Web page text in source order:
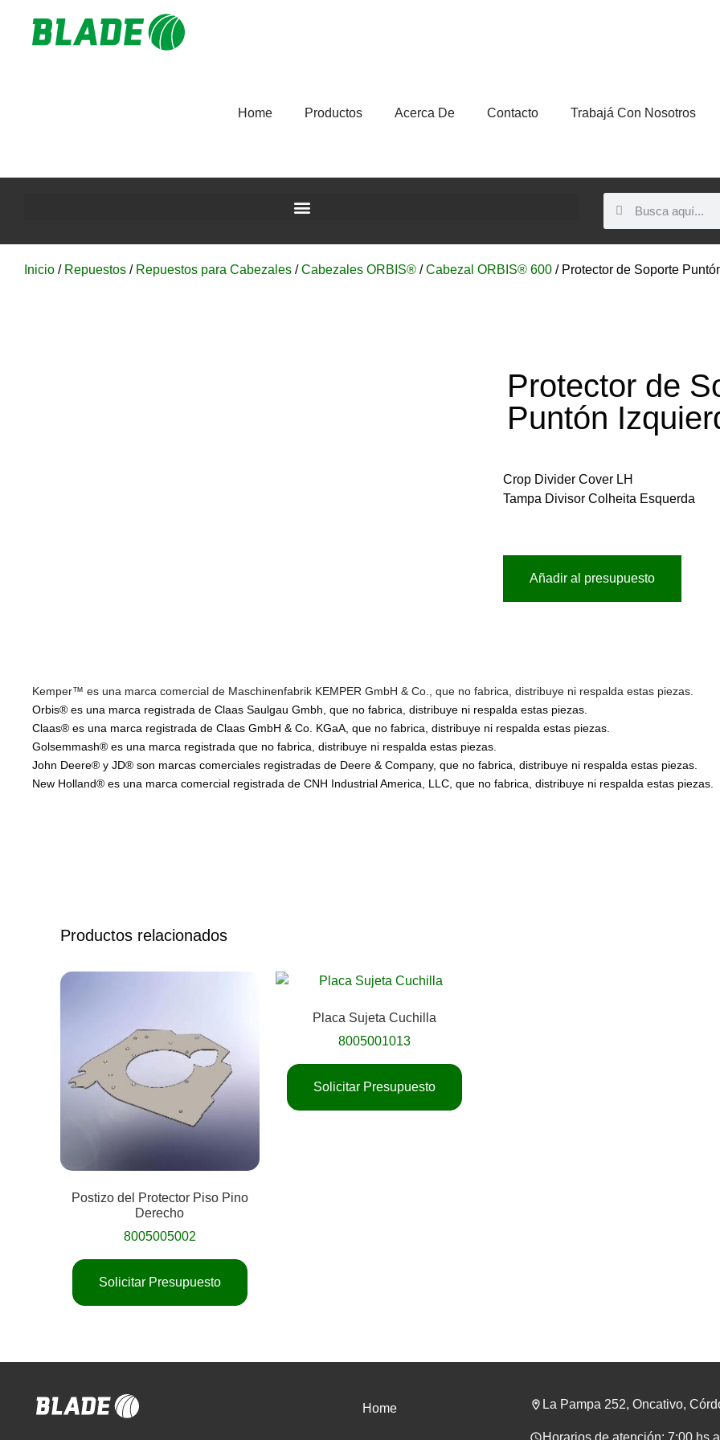
Home Productos Acerca De Contacto Trabajá Con Nosotros
Inicio / Repuestos / Repuestos para Cabezales /Cabezales ORBIS® /Cabezal ORBIS® 600 / Protector de Soporte
Protector de
Puntón
Crop Divider Cover LH
Tampa Divisor Colheita Esquerda
Añadir al presupuesto
Kemper™ es una marca comercial de Maschinenfabrik KEMPER GmbH & Co., que no fabrica, distribuye ni respalda estas piezas.
Orbis® es una marca registrada de Claas Saulgau Gmbh, que no fabrica, distribuye ni respalda estas piezas.
Claas® es una marca registrada de Claas GmbH & Co. KGaA, que no fabrica, distribuye ni respalda estas piezas.
Golsemmash® es una marca registrada que no fabrica, distribuye ni respalda estas piezas.
John Deere® y JD® son marcas comerciales registradas de Deere & Company, que no fabrica, distribuye ni respalda estas piezas.
New Holland® es una marca comercial registrada de CNH Industrial America, LLC, que no fabrica, distribuye ni respalda estas piezas.
Productos relacionados
Postizo del Protector Piso Pino
Derecho
8005005002
Solicitar Presupuesto
Placa Sujeta Cuchilla
8005001013
Solicitar Presupuesto
Home La Pampa 252, Oncativo,
Horarios de atención: 7:00 hs